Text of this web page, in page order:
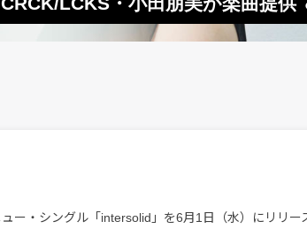
ー・シングル「intersolid」を6月1日（水）にリリー